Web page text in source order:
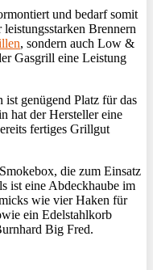
und bedarf somit
Brennern
, sondern auch Low &
Gasgrill eine Leistung
ist genügend Platz für das
hat der Hersteller eine
fertiges Grillgut
die zum Einsatz
ist eine Abdeckhaube im
wie vier Haken für
ein Edelstahlkorb
Big Fred.